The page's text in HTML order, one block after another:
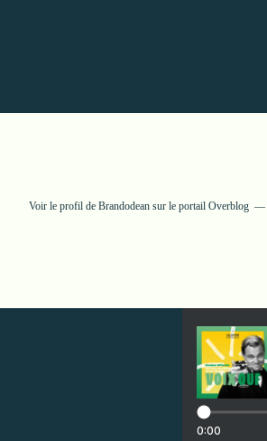
Voir le profil de Brandodean sur le portail Overblog
0:00